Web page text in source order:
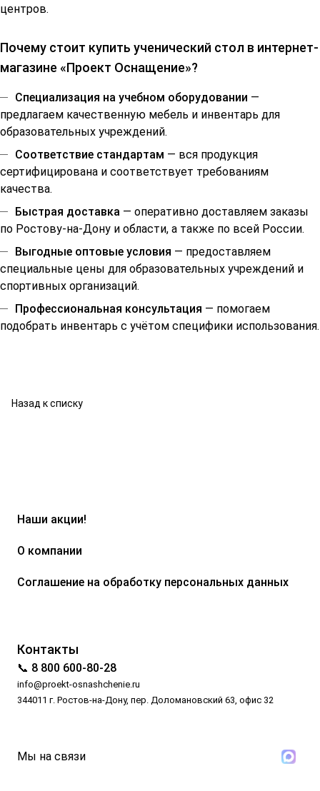
центров.
Почему стоит купить ученический стол в интернет-
магазине «Проект Оснащение»?
Специализация на учебном оборудовании —
предлагаем качественную мебель и инвентарь для
образовательных учреждений.
Соответствие стандартам — вся продукция
сертифицирована и соответствует требованиям
качества.
Быстрая доставка — оперативно доставляем заказы
по Ростову-на-Дону и области, а также по всей России.
Выгодные оптовые условия — предоставляем
специальные цены для образовательных учреждений и
спортивных организаций.
Профессиональная консультация — помогаем
подобрать инвентарь с учётом специфики использования.
Назад к списку
Наши акции!
О компании
Соглашение на обработку персональных данных
Контакты
📞 8 800 600-80-28
info@proekt-osnashchenie.ru
344011 г. Ростов-на-Дону, пер. Доломановский 63, офис 32
Мы на связи